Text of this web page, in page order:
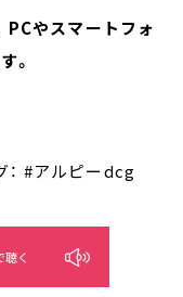
やスマートフォ
。
： #アルピーdcg
聴く